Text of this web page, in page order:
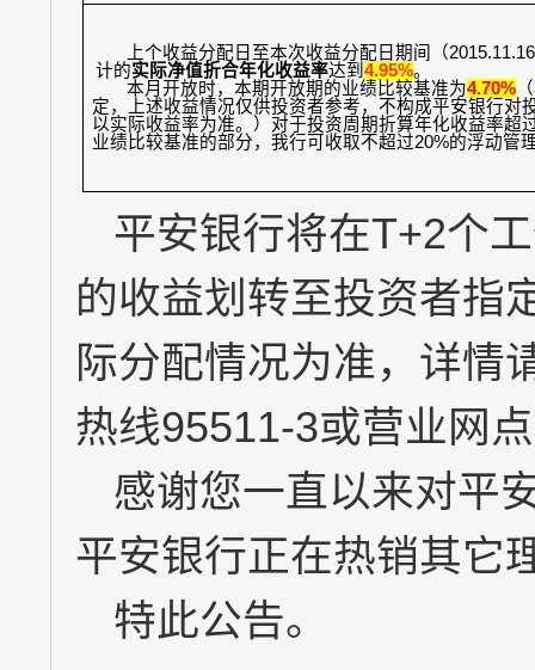
上个收益分配日至本次收益分配日期间（
计的实际净值折合年化收益率达到4.95%。
本月开放时，本期开放期的业绩比较基准为4.70%
定，上述收益情况仅供投资者参考，不构成平安银行对
以实际收益率为准。）对于投资周期折算年化收益率超
业绩比较基准的部分，我行可收取不超过20%的浮动管
平安银行将在T+2个
的收益划转至投资者指
际分配情况为准，详情
热线95511-3或营业网
感谢您一直以来对平
平安银行正在热销其它
特此公告。